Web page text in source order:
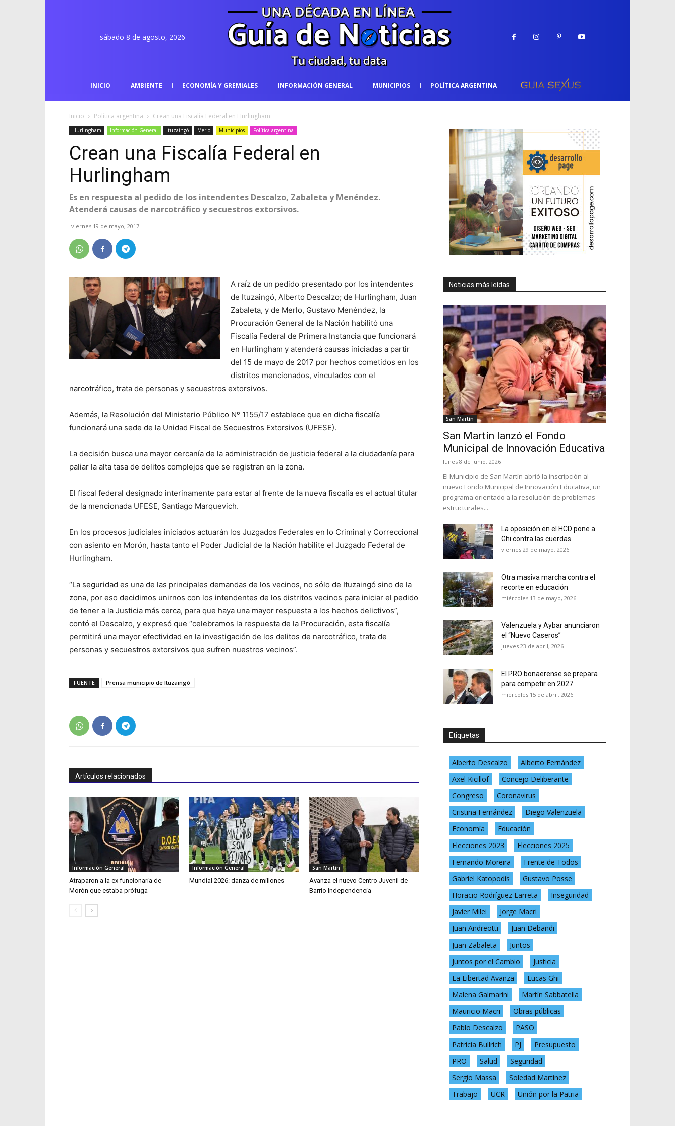
sábado 8 de agosto, 2026
INICIO AMBIENTE ECONOMÍA Y GREMIALES INFORMACIÓN GENERAL MUNICIPIOS POLÍTICA ARGENTINA
Inicio Política argentina Crean una Fiscalía Federal en Hurlingham
Hurlingham Información General Ituzaingó Merlo Municipios Política argentina
Crean una Fiscalía Federal en
Hurlingham
Es en respuesta al pedido de los intendentes Descalzo, Zabaleta y Menéndez.
Atenderá causas de narcotráfico y secuestros extorsivos.
viernes 19 de mayo, 2017
A raíz de un pedido presentado por los intendentes
de Ituzaingó, Alberto Descalzo; de Hurlingham, Juan
Zabaleta, y de Merlo, Gustavo Menéndez, la
Procuración General de la Nación habilitó una
Fiscalía Federal de Primera Instancia que funcionará
en Hurlingham y atenderá causas iniciadas a partir
del 15 de mayo de 2017 por hechos cometidos en los
distritos mencionados, vinculados con el
narcotráfico, trata de personas y secuestros extorsivos.
Además, la Resolución del Ministerio Público Nº 1155/17 establece que en dicha fiscalía
funcionará una sede de la Unidad Fiscal de Secuestros Extorsivos (UFESE).
La decisión busca una mayor cercanía de la administración de justicia federal a la ciudadanía para
paliar la alta tasa de delitos complejos que se registran en la zona.
El fiscal federal designado interinamente para estar al frente de la nueva fiscalía es el actual titular
de la mencionada UFESE, Santiago Marquevich.
En los procesos judiciales iniciados actuarán los Juzgados Federales en lo Criminal y Correccional
con asiento en Morón, hasta tanto el Poder Judicial de la Nación habilite el Juzgado Federal de
Hurlingham.
“La seguridad es una de las principales demandas de los vecinos, no sólo de Ituzaingó sino de la
zona, por eso decidimos unirnos con los intendentes de los distritos vecinos para iniciar el pedido
de tener a la Justicia más cerca, para que haya una mayor respuesta a los hechos delictivos”,
contó el Descalzo, y expresó que “celebramos la respuesta de la Procuración, esta fiscalía
permitirá una mayor efectividad en la investigación de los delitos de narcotráfico, trata de
personas y secuestros extorsivos que sufren nuestros vecinos”.
FUENTE Prensa municipio de Ituzaingó
Artículos relacionados
Información General
Atraparon a la ex funcionaria de
Morón que estaba prófuga
Información General
Mundial 2026: danza de millones
San Martín
Avanza el nuevo Centro Juvenil de
Barrio Independencia
Noticias más leídas
San Martín
San Martín lanzó el Fondo
Municipal de Innovación Educativa
lunes 8 de junio, 2026
El Municipio de San Martín abrió la inscripción al
nuevo Fondo Municipal de Innovación Educativa, un
programa orientado a la resolución de problemas
estructurales...
La oposición en el HCD pone a
Ghi contra las cuerdas
viernes 29 de mayo, 2026
Otra masiva marcha contra el
recorte en educación
miércoles 13 de mayo, 2026
Valenzuela y Aybar anunciaron
el “Nuevo Caseros”
jueves 23 de abril, 2026
El PRO bonaerense se prepara
para competir en 2027
miércoles 15 de abril, 2026
Etiquetas
Alberto Descalzo
Alberto Fernández
Axel Kicillof
Concejo Deliberante
Congreso
Coronavirus
Cristina Fernández
Diego Valenzuela
Economía
Educación
Elecciones 2023
Elecciones 2025
Fernando Moreira
Frente de Todos
Gabriel Katopodis
Gustavo Posse
Horacio Rodríguez Larreta
Inseguridad
Javier Milei
Jorge Macri
Juan Andreotti
Juan Debandi
Juan Zabaleta
Juntos
Juntos por el Cambio
Justicia
La Libertad Avanza
Lucas Ghi
Malena Galmarini
Martín Sabbatella
Mauricio Macri
Obras públicas
Pablo Descalzo
PASO
Patricia Bullrich
PJ
Presupuesto
PRO
Salud
Seguridad
Sergio Massa
Soledad Martínez
Trabajo
UCR Unión por la Patria